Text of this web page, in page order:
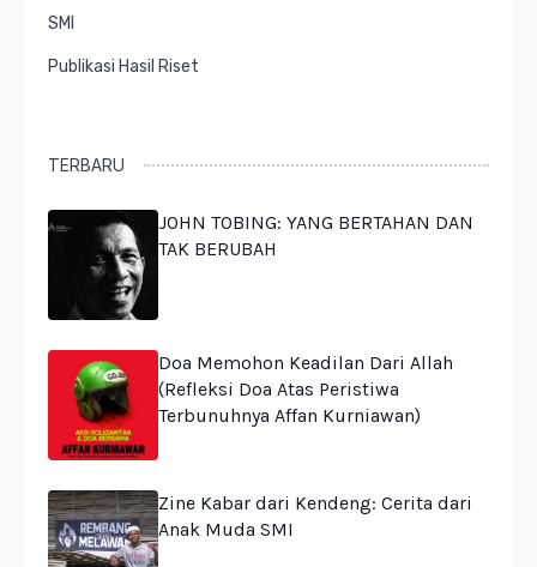
SMI
Publikasi Hasil Riset
TERBARU
JOHN TOBING: YANG BERTAHAN DAN
TAK BERUBAH
Doa Memohon Keadilan Dari Allah
(Refleksi Doa Atas Peristiwa
Terbunuhnya Affan Kurniawan)
Zine Kabar dari Kendeng: Cerita dari
Anak Muda SMI